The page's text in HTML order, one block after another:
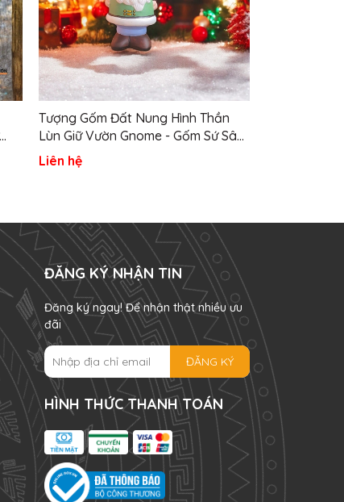
Tượng Gốm Đất Nung Hình Thần
Lùn Giữ Vườn Gnome - Gốm Sứ Sân
Vườn
Liên hệ
ĐĂNG KÝ NHẬN TIN
Đăng ký ngay! Để nhận thật nhiều ưu
đãi
ĐĂNG KÝ
HÌNH THỨC THANH TOÁN